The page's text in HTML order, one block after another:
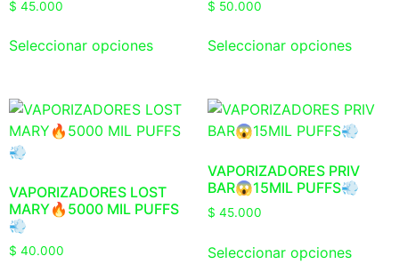
$ 45.000
Seleccionar opciones
$ 50.000
Seleccionar opciones
VAPORIZADORES LOST
MARY🔥5000 MIL PUFFS
💨
$ 40.000
VAPORIZADORES PRIV
BAR😱15MIL PUFFS💨
$ 45.000
Seleccionar opciones